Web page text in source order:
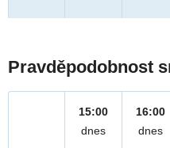
Pravděpodobnost
15:00
dnes
16:00
dnes